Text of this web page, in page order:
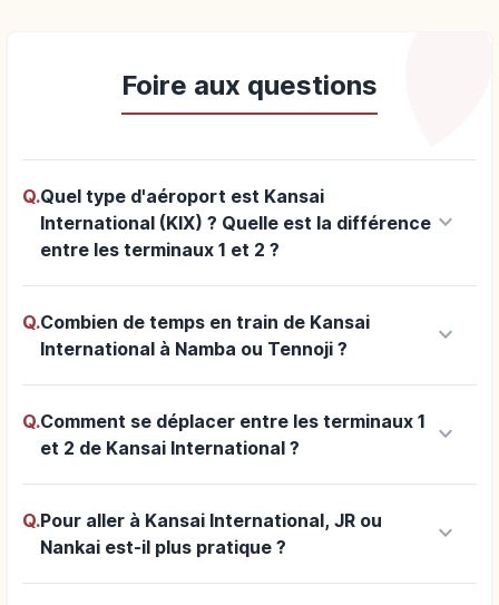
Foire aux questions
Q.Quel type d'aéroport est Kansai
International (KIX) ? Quelle est la différence
entre les terminaux 1 et 2 ?
keyboard_arrow_down
Q.Combien de temps en train de Kansai
International à Namba ou Tennoji ?
keyboard_arrow_down
Q.Comment se déplacer entre les terminaux 1
et 2 de Kansai International ?
keyboard_arrow_down
Q.Pour aller à Kansai International, JR ou
Nankai est-il plus pratique ?
keyboard_arrow_down